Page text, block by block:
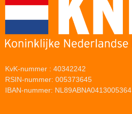
KvK-nummer : 40342242
RSIN-nummer: 005373645
IBAN-nummer: NL89ABNA0413005364